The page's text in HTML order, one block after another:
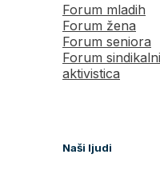
Forum mladih
Forum žena
Forum seniora
Forum
aktivistica
Naši ljudi